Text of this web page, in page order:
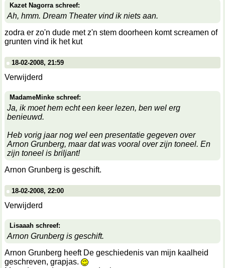
Kazet Nagorra schreef:
Ah, hmm. Dream Theater vind ik niets aan.
zodra er zo'n dude met z'n stem doorheen komt screamen of
grunten vind ik het kut
18-02-2008, 21:59
Verwijderd
MadameMinke schreef:
Ja, ik moet hem echt een keer lezen, ben wel erg
benieuwd.
Heb vorig jaar nog wel een presentatie gegeven over
Arnon Grunberg, maar dat was vooral over zijn toneel. En
zijn toneel is briljant!
Arnon Grunberg is geschift.
18-02-2008, 22:00
Verwijderd
Lisaaah schreef:
Arnon Grunberg is geschift.
Arnon Grunberg heeft De geschiedenis van mijn kaalheid
geschreven, grapjas.